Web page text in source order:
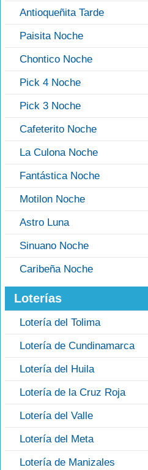
Antioqueñita Tarde
Paisita Noche
Chontico Noche
Pick 4 Noche
Pick 3 Noche
Cafeterito Noche
La Culona Noche
Fantástica Noche
Motilon Noche
Astro Luna
Sinuano Noche
Caribeña Noche
Loterías
Lotería del Tolima
Lotería de Cundinamarca
Lotería del Huila
Lotería de la Cruz Roja
Lotería del Valle
Lotería del Meta
Lotería de Manizales